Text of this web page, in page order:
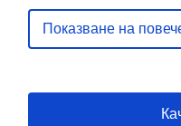
Каталожен
Показване на